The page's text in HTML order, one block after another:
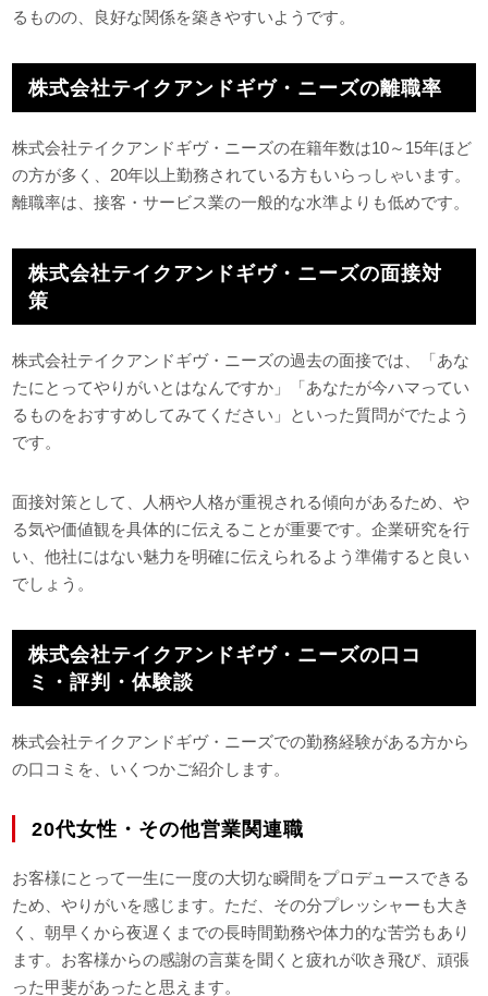
るものの、良好な関係を築きやすいようです。
株式会社テイクアンドギヴ・ニーズの離職率
株式会社テイクアンドギヴ・ニーズの在籍年数は10～15年ほど
の方が多く、20年以上勤務されている方もいらっしゃいます。
離職率は、接客・サービス業の一般的な水準よりも低めです。
株式会社テイクアンドギヴ・ニーズの面接対
策
株式会社テイクアンドギヴ・ニーズの過去の面接では、「あな
たにとってやりがいとはなんですか」「あなたが今ハマってい
るものをおすすめしてみてください」といった質問がでたよう
です。
面接対策として、人柄や人格が重視される傾向があるため、や
る気や価値観を具体的に伝えることが重要です。企業研究を行
い、他社にはない魅力を明確に伝えられるよう準備すると良い
でしょう。
株式会社テイクアンドギヴ・ニーズの口コ
ミ・評判・体験談
株式会社テイクアンドギヴ・ニーズでの勤務経験がある方から
の口コミを、いくつかご紹介します。
20代女性・その他営業関連職
お客様にとって一生に一度の大切な瞬間をプロデュースできる
ため、やりがいを感じます。ただ、その分プレッシャーも大き
く、朝早くから夜遅くまでの長時間勤務や体力的な苦労もあり
ます。お客様からの感謝の言葉を聞くと疲れが吹き飛び、頑張
った甲斐があったと思えます。